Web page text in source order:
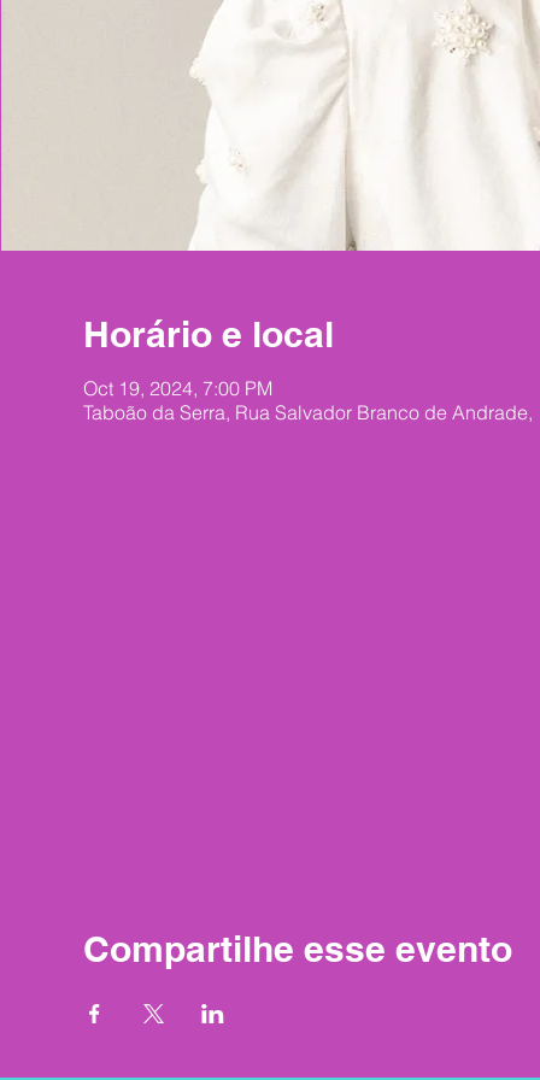
Horário e local
Oct 19, 2024, 7:00 PM
Taboão da Serra, Rua Salvador Branco de
Compartilhe esse evento